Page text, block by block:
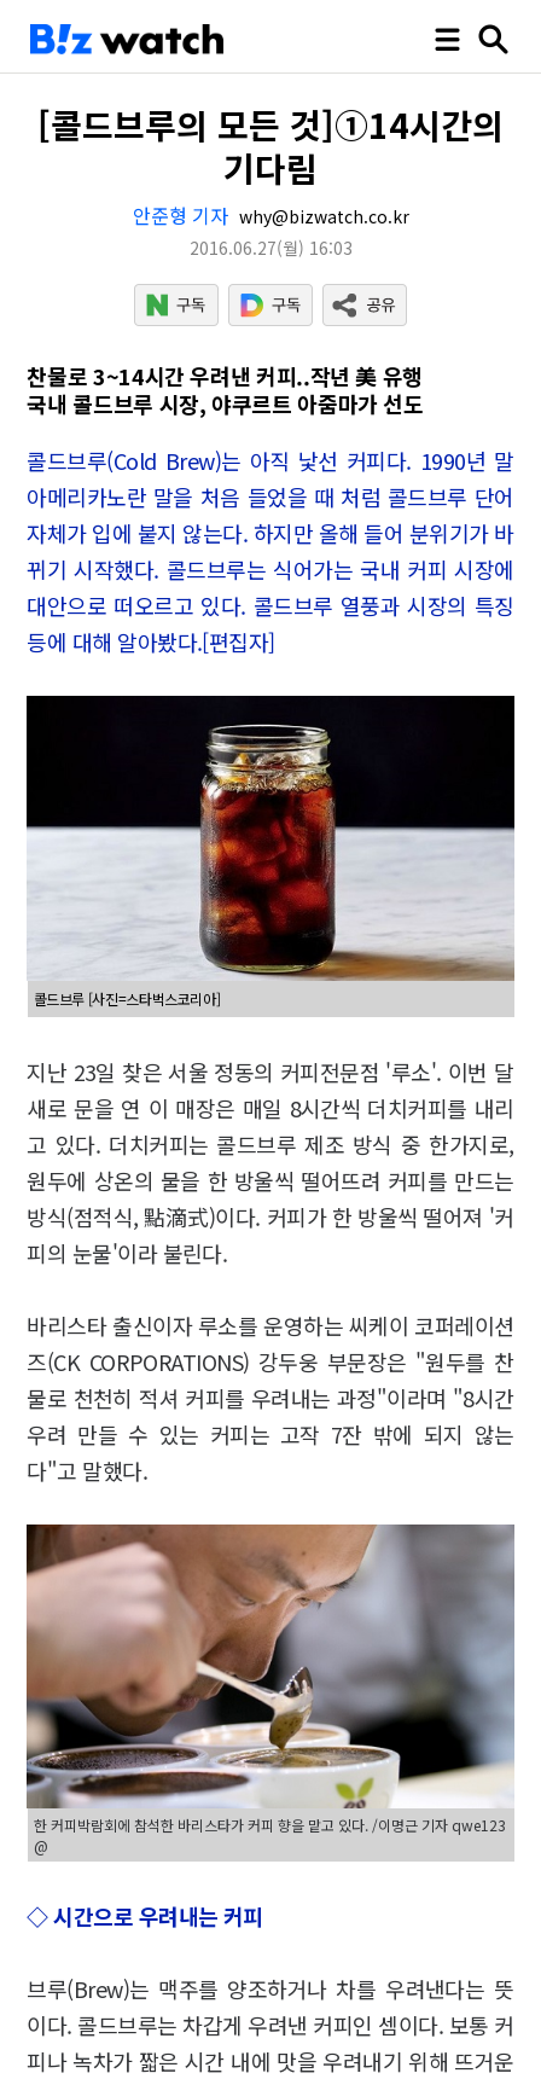
[콜드브루의 모든 것]①14시간의
기다림
안준형 기자 why@bizwatch.co.kr
2016.06.27(월) 16:03
찬물로 3~14시간 우려낸 커피..작년 美 유행
국내 콜드브루 시장, 야쿠르트 아줌마가 선도
콜드브루(Cold Brew)는 아직 낯선 커피다. 1990년 말
아메리카노란 말을 처음 들었을 때 처럼 콜드브루 단어
자체가 입에 붙지 않는다. 하지만 올해 들어 분위기가 바
뀌기 시작했다. 콜드브루는 식어가는 국내 커피 시장에
대안으로 떠오르고 있다. 콜드브루 열풍과 시장의 특징
등에 대해 알아봤다.[편집자]
콜드브루 [사진=스타벅스코리아]
지난 23일 찾은 서울 정동의 커피전문점 '루소'. 이번 달
새로 문을 연 이 매장은 매일 8시간씩 더치커피를 내리
고 있다. 더치커피는 콜드브루 제조 방식 중 한가지로,
원두에 상온의 물을 한 방울씩 떨어뜨려 커피를 만드는
방식(점적식, 點滴式)이다. 커피가 한 방울씩 떨어져 '커
피의 눈물'이라 불린다.
바리스타 출신이자 루소를 운영하는 씨케이 코퍼레이션
즈(CK CORPORATIONS) 강두웅 부문장은 "원두를 찬
물로 천천히 적셔 커피를 우려내는 과정"이라며 "8시간
우려 만들 수 있는 커피는 고작 7잔 밖에 되지 않는
다"고 말했다.
한 커피박람회에 참석한 바리스타가 커피 향을 맡고 있다. /이명근 기자 qwe123
@
◇ 시간으로 우려내는 커피
브루(Brew)는 맥주를 양조하거나 차를 우려낸다는 뜻
이다. 콜드브루는 차갑게 우려낸 커피인 셈이다. 보통 커
피나 녹차가 짧은 시간 내에 맛을 우려내기 위해 뜨거운